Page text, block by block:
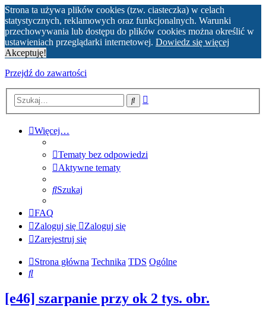
Strona ta używa plików cookies (tzw. ciasteczka) w celach
statystycznych, reklamowych oraz funkcjonalnych. Warunki
przechowywania lub dostępu do plików cookies można określić w
ustawieniach przeglądarki internetowej. Dowiedz się więcej
Akceptuję!
Przejdź do zawartości
Szukaj
Więcej…
Tematy bez odpowiedzi
Aktywne tematy
Szukaj
FAQ
Zaloguj się
Zaloguj się
Zarejestruj się
Strona główna Technika TDS Ogólne
Szukaj
[e46] szarpanie przy ok 2 tys. obr.